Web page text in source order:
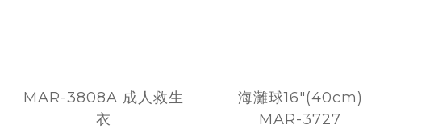
MAR-3808A 成人救生
衣
海灘球16"(40cm)
MAR-3727